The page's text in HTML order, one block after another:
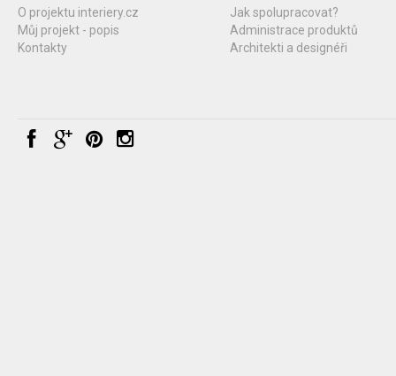
O projektu interiery.cz
Můj projekt - popis
Kontakty
Jak spolupracovat?
Administrace produktů
Architekti a designéři